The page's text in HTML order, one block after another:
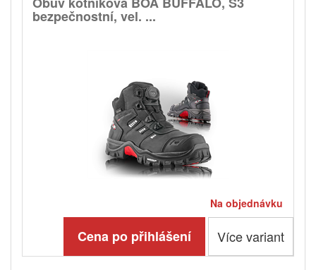
bezpečnostní, vel. ...
Na objednávku
Cena po přihlášení Více variant